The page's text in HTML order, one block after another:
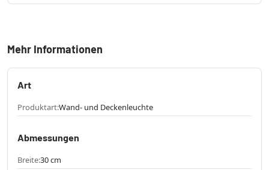
Mehr Informationen
Art
Produktart:Wand- und Deckenleuchte
Abmessungen
Breite:30 cm